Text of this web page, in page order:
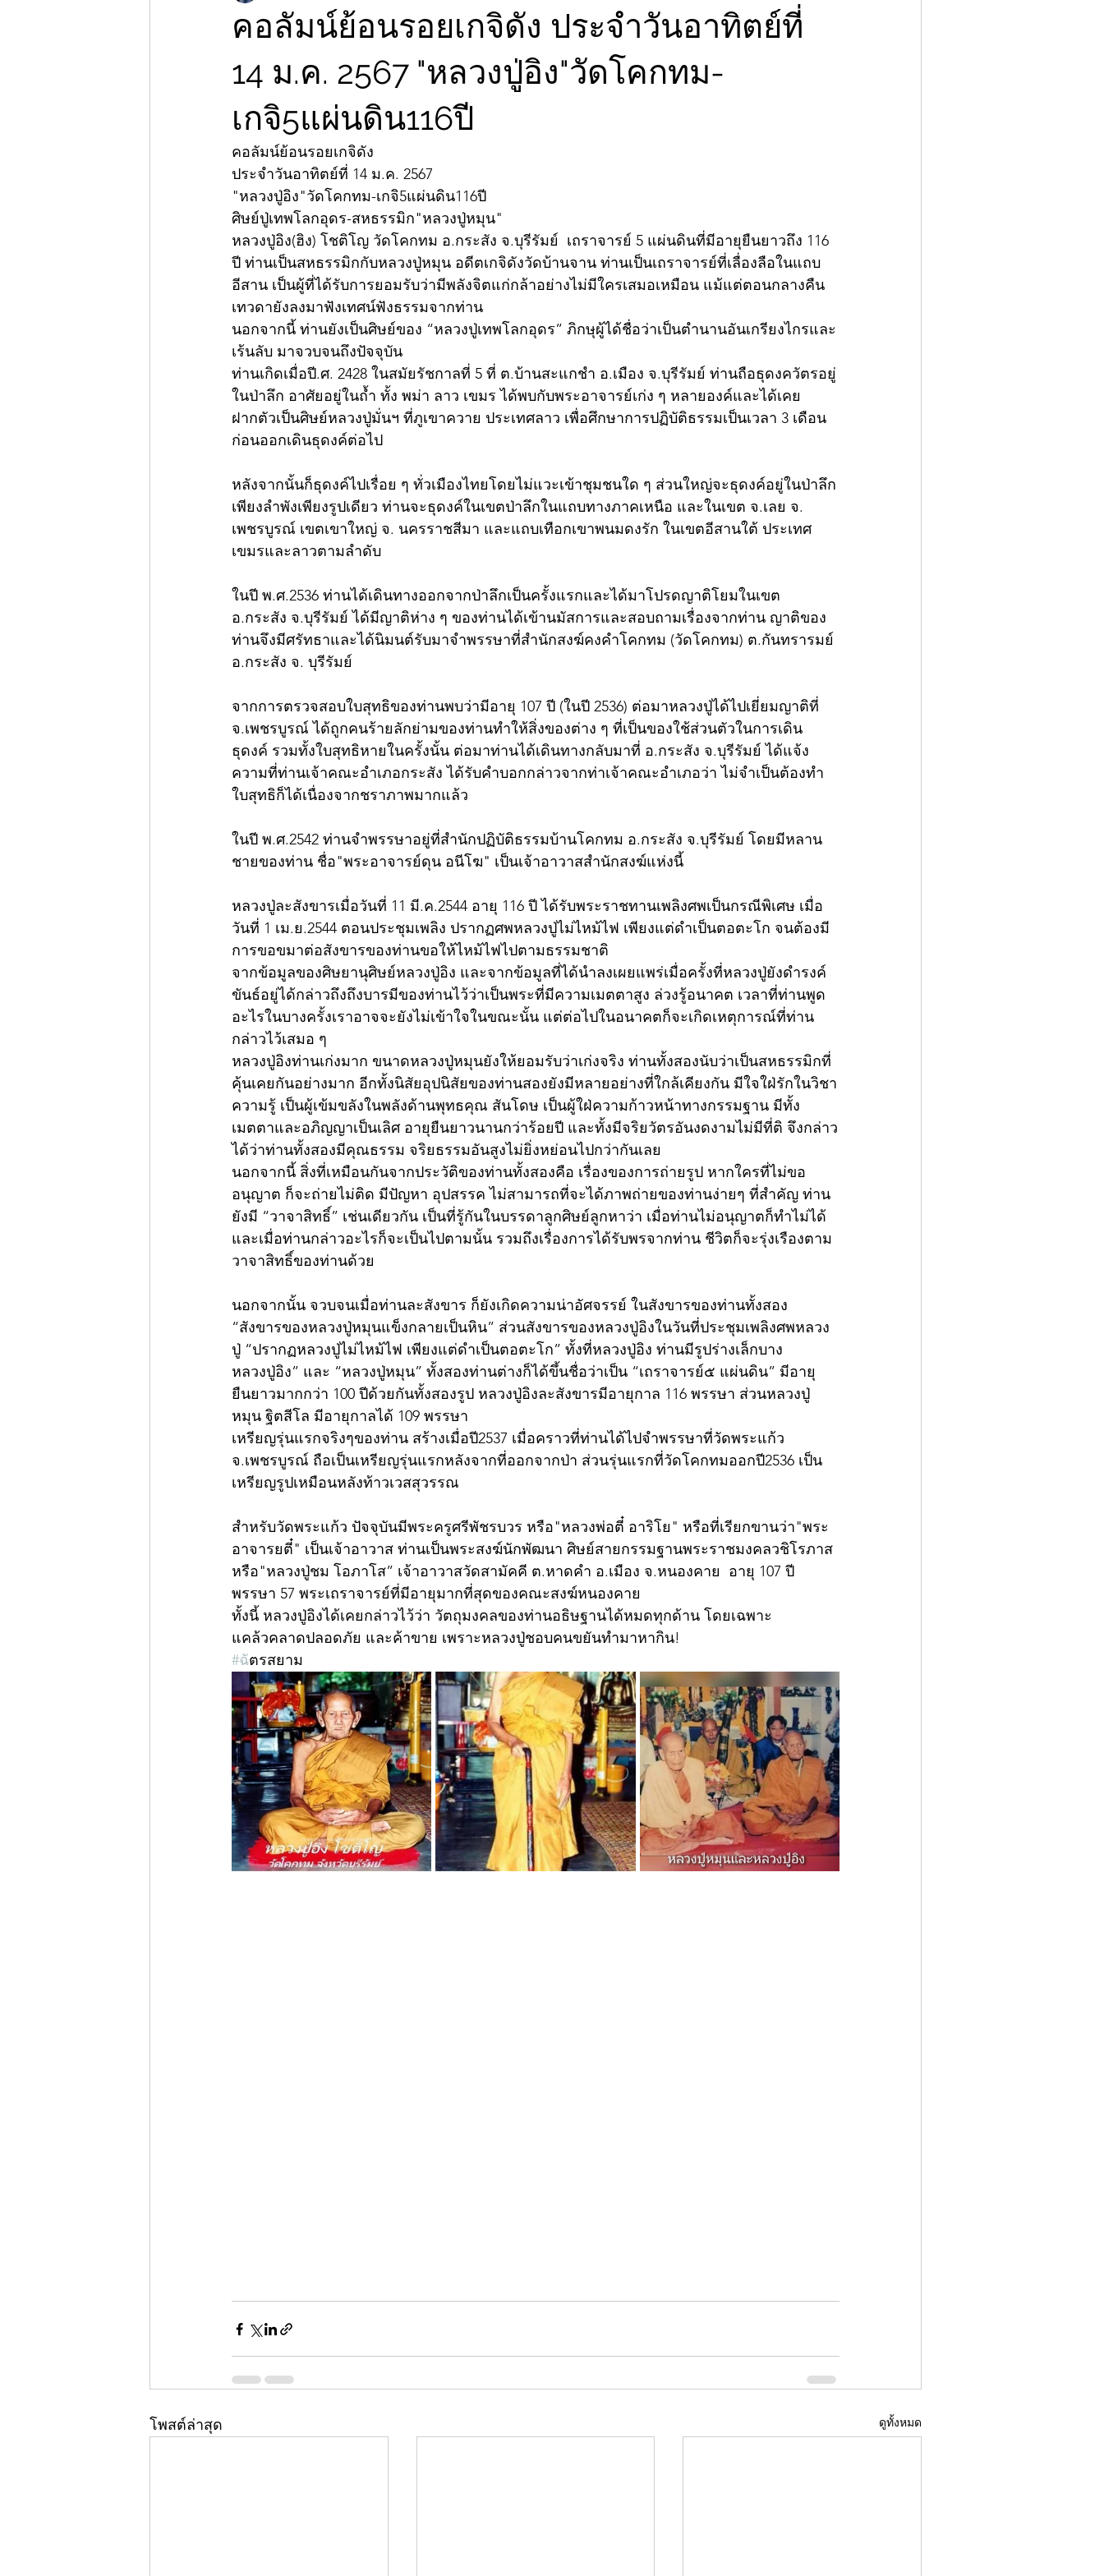
คอลัมน์ย้อนรอยเกจิดัง ประจำวันอาทิตย์ที่
14 ม.ค. 2567 "หลวงปู่อิง"วัดโคกทม-
เกจิ5แผ่นดิน116ปี
คอลัมน์ย้อนรอยเกจิดัง
ประจำวันอาทิตย์ที่ 14 ม.ค. 2567
"หลวงปู่อิง"วัดโคกทม-เกจิ5แผ่นดิน116ปี
ศิษย์ปู่เทพโลกอุดร-สหธรรมิก"หลวงปู่หมุน"
หลวงปู่อิง(ฮิง) โชติโญ วัดโคกทม อ.กระสัง จ.บุรีรัมย์  เถราจารย์ 5 แผ่นดินที่มีอายุยืนยาวถึง 116
ปี ท่านเป็นสหธรรมิกกับหลวงปู่หมุน อดีตเกจิดังวัดบ้านจาน ท่านเป็นเถราจารย์ที่เลื่องลือในแถบ
อีสาน เป็นผู้ที่ได้รับการยอมรับว่ามีพลังจิตแก่กล้าอย่างไม่มีใครเสมอเหมือน แม้แต่ตอนกลางคืน
เทวดายังลงมาฟังเทศน์ฟังธรรมจากท่าน
นอกจากนี้ ท่านยังเป็นศิษย์ของ “หลวงปู่เทพโลกอุดร” ภิกษุผู้ได้ชื่อว่าเป็นตำนานอันเกรียงไกรและ
เร้นลับ มาจวบจนถึงปัจจุบัน
ท่านเกิดเมื่อปี.ศ. 2428 ในสมัยรัชกาลที่ 5 ที่ ต.บ้านสะแกชำ อ.เมือง จ.บุรีรัมย์ ท่านถือธุดงควัตรอยู่
ในป่าลึก อาศัยอยู่ในถ้ำ ทั้ง พม่า ลาว เขมร ได้พบกับพระอาจารย์เก่ง ๆ หลายองค์และได้เคย
ฝากตัวเป็นศิษย์หลวงปู่มั่นฯ ที่ภูเขาควาย ประเทศลาว เพื่อศึกษาการปฏิบัติธรรมเป็นเวลา 3 เดือน
ก่อนออกเดินธุดงค์ต่อไป
หลังจากนั้นก็ธุดงค์ไปเรื่อย ๆ ทั่วเมืองไทยโดยไม่แวะเข้าชุมชนใด ๆ ส่วนใหญ่จะธุดงค์อยู่ในป่าลึก
เพียงลำพังเพียงรูปเดียว ท่านจะธุดงค์ในเขตป่าลึกในแถบทางภาคเหนือ และในเขต จ.เลย จ.
เพชรบูรณ์ เขตเขาใหญ่ จ. นครราชสีมา และแถบเทือกเขาพนมดงรัก ในเขตอีสานใต้ ประเทศ
เขมรและลาวตามลำดับ
ในปี พ.ศ.2536 ท่านได้เดินทางออกจากป่าลึกเป็นครั้งแรกและได้มาโปรดญาติโยมในเขต
อ.กระสัง จ.บุรีรัมย์ ได้มีญาติห่าง ๆ ของท่านได้เข้านมัสการและสอบถามเรื่องจากท่าน ญาติของ
ท่านจึงมีศรัทธาและได้นิมนต์รับมาจำพรรษาที่สำนักสงฆ์คงคำโคกทม (วัดโคกทม) ต.กันทรารมย์
อ.กระสัง จ. บุรีรัมย์
จากการตรวจสอบใบสุทธิของท่านพบว่ามีอายุ 107 ปี (ในปี 2536) ต่อมาหลวงปู่ได้ไปเยี่ยมญาติที่
จ.เพชรบูรณ์ ได้ถูกคนร้ายลักย่ามของท่านทำให้สิ่งของต่าง ๆ ที่เป็นของใช้ส่วนตัวในการเดิน
ธุดงค์ รวมทั้งใบสุทธิหายในครั้งนั้น ต่อมาท่านได้เดินทางกลับมาที่ อ.กระสัง จ.บุรีรัมย์ ได้แจ้ง
ความที่ท่านเจ้าคณะอำเภอกระสัง ได้รับคำบอกกล่าวจากท่าเจ้าคณะอำเภอว่า ไม่จำเป็นต้องทำ
ใบสุทธิก็ได้เนื่องจากชราภาพมากแล้ว
ในปี พ.ศ.2542 ท่านจำพรรษาอยู่ที่สำนักปฏิบัติธรรมบ้านโคกทม อ.กระสัง จ.บุรีรัมย์ โดยมีหลาน
ชายของท่าน ชื่อ"พระอาจารย์ดุน อนีโฆ" เป็นเจ้าอาวาสสำนักสงฆ์แห่งนี้
หลวงปู่ละสังขารเมื่อวันที่ 11 มี.ค.2544 อายุ 116 ปี ได้รับพระราชทานเพลิงศพเป็นกรณีพิเศษ เมื่อ
วันที่ 1 เม.ย.2544 ตอนประชุมเพลิง ปรากฏศพหลวงปู่ไม่ไหม้ไฟ เพียงแต่ดำเป็นตอตะโก จนต้องมี
การขอขมาต่อสังขารของท่านขอให้ไหม้ไฟไปตามธรรมชาติ
จากข้อมูลของศิษยานุศิษย์หลวงปู่อิง และจากข้อมูลที่ได้นำลงเผยแพร่เมื่อครั้งที่หลวงปู่ยังดำรงค์
ขันธ์อยู่ได้กล่าวถึงถึงบารมีของท่านไว้ว่าเป็นพระที่มีความเมตตาสูง ล่วงรู้อนาคต เวลาที่ท่านพูด
อะไรในบางครั้งเราอาจจะยังไม่เข้าใจในขณะนั้น แต่ต่อไปในอนาคตก็จะเกิดเหตุการณ์ที่ท่าน
กล่าวไว้เสมอ ๆ
หลวงปู่อิงท่านเก่งมาก ขนาดหลวงปู่หมุนยังให้ยอมรับว่าเก่งจริง ท่านทั้งสองนับว่าเป็นสหธรรมิกที่
คุ้นเคยกันอย่างมาก อีกทั้งนิสัยอุปนิสัยของท่านสองยังมีหลายอย่างที่ใกล้เคียงกัน มีใจใฝ่รักในวิชา
ความรู้ เป็นผู้เข้มขลังในพลังด้านพุทธคุณ สันโดษ เป็นผู้ใฝ่ความก้าวหน้าทางกรรมฐาน มีทั้ง
เมตตาและอภิญญาเป็นเลิศ อายุยืนยาวนานกว่าร้อยปี และทั้งมีจริยวัตรอันงดงามไม่มีที่ติ จึงกล่าว
ได้ว่าท่านทั้งสองมีคุณธรรม จริยธรรมอันสูงไม่ยิ่งหย่อนไปกว่ากันเลย
นอกจากนี้ สิ่งที่เหมือนกันจากประวัติของท่านทั้งสองคือ เรื่องของการถ่ายรูป หากใครที่ไม่ขอ
อนุญาต ก็จะถ่ายไม่ติด มีปัญหา อุปสรรค ไม่สามารถที่จะได้ภาพถ่ายของท่านง่ายๆ ที่สำคัญ ท่าน
ยังมี “วาจาสิทธิ์” เช่นเดียวกัน เป็นที่รู้กันในบรรดาลูกศิษย์ลูกหาว่า เมื่อท่านไม่อนุญาตก็ทำไม่ได้
และเมื่อท่านกล่าวอะไรก็จะเป็นไปตามนั้น รวมถึงเรื่องการได้รับพรจากท่าน ชีวิตก็จะรุ่งเรืองตาม
วาจาสิทธิ์ของท่านด้วย
นอกจากนั้น จวบจนเมื่อท่านละสังขาร ก็ยังเกิดความน่าอัศจรรย์ ในสังขารของท่านทั้งสอง
“สังขารของหลวงปู่หมุนแข็งกลายเป็นหิน” ส่วนสังขารของหลวงปู่อิงในวันที่ประชุมเพลิงศพหลวง
ปู่ “ปรากฏหลวงปู่ไม่ไหม้ไฟ เพียงแต่ดำเป็นตอตะโก” ทั้งที่หลวงปู่อิง ท่านมีรูปร่างเล็กบาง
หลวงปู่อิง” และ “หลวงปู่หมุน” ทั้งสองท่านต่างก็ได้ขึ้นชื่อว่าเป็น “เถราจารย์๕ แผ่นดิน” มีอายุ
ยืนยาวมากกว่า 100 ปีด้วยกันทั้งสองรูป หลวงปู่อิงละสังขารมีอายุกาล 116 พรรษา ส่วนหลวงปู่
หมุน ฐิตสีโล มีอายุกาลได้ 109 พรรษา
เหรียญรุ่นแรกจริงๆของท่าน สร้างเมื่อปี2537 เมื่อคราวที่ท่านได้ไปจำพรรษาที่วัดพระแก้ว
จ.เพชรบูรณ์ ถือเป็นเหรียญรุ่นแรกหลังจากที่ออกจากป่า ส่วนรุ่นแรกที่วัดโคกทมออกปี2536 เป็น
เหรียญรูปเหมือนหลังท้าวเวสสุวรรณ
สำหรับวัดพระแก้ว ปัจจุบันมีพระครูศรีพัชรบวร หรือ"หลวงพ่อตี๋ อาริโย" หรือที่เรียกขานว่า"พระ
อาจารยตี๋" เป็นเจ้าอาวาส ท่านเป็นพระสงฆ์นักพัฒนา ศิษย์สายกรรมฐานพระราชมงคลวชิโรภาส
หรือ"หลวงปู่ชม โอภาโส” เจ้าอาวาสวัดสามัคคี ต.หาดคำ อ.เมือง จ.หนองคาย  อายุ 107 ปี
พรรษา 57 พระเถราจารย์ที่มีอายุมากที่สุดของคณะสงฆ์หนองคาย
ทั้งนี้ หลวงปู่อิงได้เคยกล่าวไว้ว่า วัตถุมงคลของท่านอธิษฐานได้หมดทุกด้าน โดยเฉพาะ
แคล้วคลาดปลอดภัย และค้าขาย เพราะหลวงปู่ชอบคนขยันทำมาหากิน!
#ฉัตรสยาม
โพสต์ล่าสุด ดูทั้งหมด